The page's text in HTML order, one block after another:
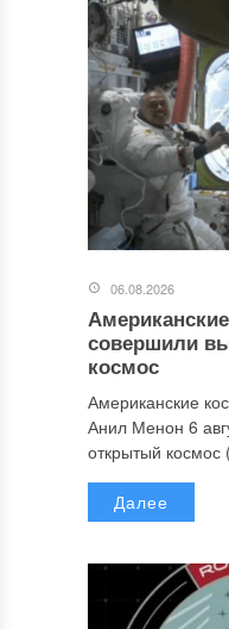
06.08.2026
совершили
космос
Американские
Анил Менон 6
открытый
Далее